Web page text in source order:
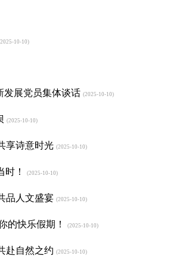
10-10)
发展党员集体谈话 (2025-10-10)
(2025-10-10)
享诗意时光 (2025-10-10)
！ (2025-10-10)
品人文盛宴 (2025-10-10)
的快乐假期！ (2025-10-10)
赴自然之约 (2025-10-10)